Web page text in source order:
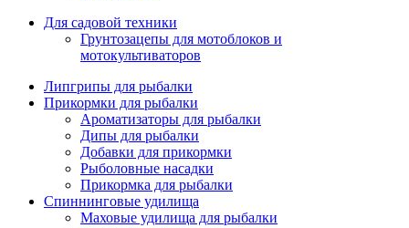
Для садовой техники
Грунтозацепы для мотоблоков и
мотокультиваторов
Липгрипы для рыбалки
Прикормки для рыбалки
Ароматизаторы для рыбалки
Дипы для рыбалки
Добавки для прикормки
Рыболовные насадки
Прикормка для рыбалки
Спиннинговые удилища
Маховые удилища для рыбалки